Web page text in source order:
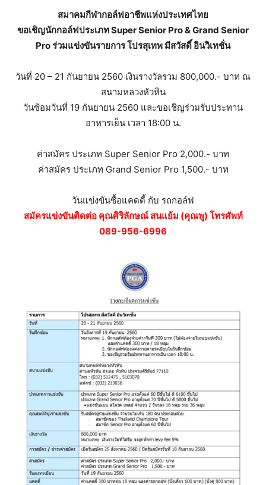
สมาคมกีฬากอล์ฟอาชีพแห่งประเทศไทย
ขอเชิญนักกอล์ฟประเภท Super Senior Pro & Grand Senior
Pro ร่วมแข่งขันรายการ โปรสุเทพ มีสวัสดิ์ อินวิเทชั่น
วันที่ 20 – 21 กันยายน 2560 เงินรางวัลรวม 800,000.- บาท ณ
สนามหลวงหัวหิน
วันซ้อมวันที่ 19 กันยายน 2560 และขอเชิญร่วมรับประทาน
อาหารเย็น เวลา 18:00 น.
ค่าสมัคร ประเภท Super Senior Pro 2,000.- บาท
ค่าสมัคร ประเภท Grand Senior Pro 1,500.- บาท
วันแข่งขันซื้อแคดดี้ กับ รถกอล์ฟ
สมัครแข่งขันติดต่อ คุณศิริลักษณ์ สนแย้ม (คุณพู) โทรศัพท์
089-956-6996